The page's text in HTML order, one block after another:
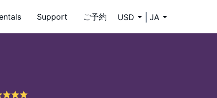
Support ご予約 USD JA